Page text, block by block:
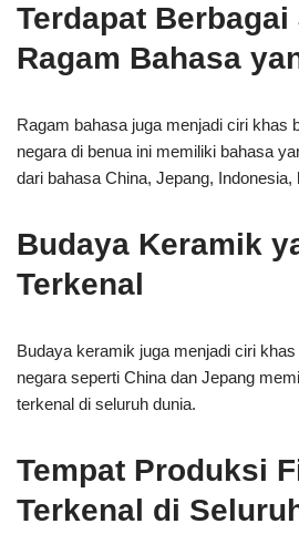
Terdapat Berbagai
Ragam Bahasa
Ragam bahasa juga menjadi ciri khas
negara di benua ini memiliki bahasa
dari bahasa China, Jepang, Indonesia,
Budaya Keramik
Terkenal
Budaya keramik juga menjadi ciri
negara seperti China dan Jepang
terkenal di seluruh dunia.
Tempat Produksi
Terkenal di